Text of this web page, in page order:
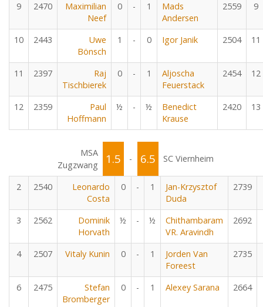
9 2470
Maximilian
Neef
0 - 1
Mads
Andersen
2559 9
10 2443
Uwe
Bönsch
1 - 0 Igor Janik 2504 11
11 2397
Raj
Tischbierek
0 - 1
Aljoscha
Feuerstack
2454 12
12 2359
Paul
Hoffmann
½ - ½
Benedict
Krause
2420 13
MSA
Zugzwang
1.5 - 6.5 SC Viernheim
2 2540
Leonardo
Costa
0 - 1
Jan-Krzysztof
Duda
2739
3 2562
Dominik
Horvath
½ - ½
Chithambaram
VR. Aravindh
2692
4 2507 Vitaly Kunin 0 - 1
Jorden Van
Foreest
2735
6 2475
Stefan
Bromberger
0 - 1 Alexey Sarana 2664